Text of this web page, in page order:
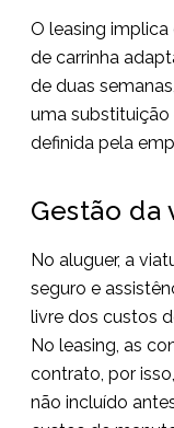
O leasing
de carrinha
de duas
uma substituição
definida pela
Gestão da
No aluguer, a
seguro e
livre dos custos
No leasing, as
contrato, por
não incluído